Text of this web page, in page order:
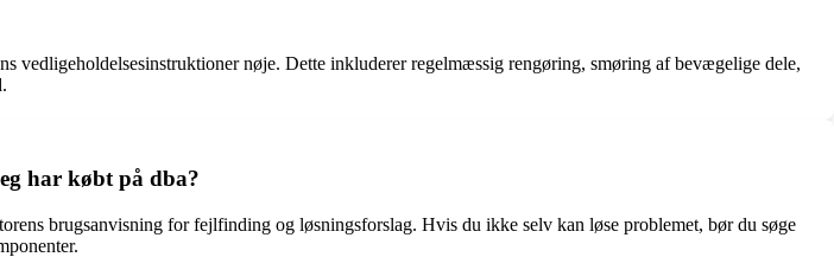
vedligeholdelsesinstruktioner nøje. Dette inkluderer regelmæssig rengøring, smøring af bevægelige dele,
har købt på dba?
brugsanvisning for fejlfinding og løsningsforslag. Hvis du ikke selv kan løse problemet, bør du søge